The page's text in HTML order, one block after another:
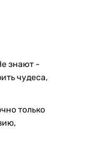
знают -
чудеса,
только